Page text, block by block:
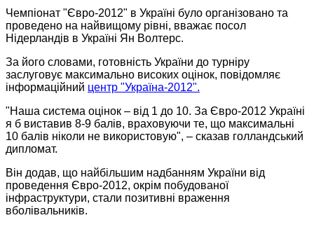
Чемпіонат "Євро-2012" в Україні було організовано та
проведено на найвищому рівні, вважає посол
Нідерландів в Україні Ян Волтерс.
За його словами, готовність України до турніру
заслуговує максимально високих оцінок, повідомляє
інформаційний центр "Україна-2012".
"Наша система оцінок – від 1 до 10. За Євро-2012 Україні
я б виставив 8-9 балів, враховуючи те, що максимальні
10 балів ніколи не використовую", – сказав голландський
дипломат.
Він додав, що найбільшим надбанням України від
проведення Євро-2012, окрім побудованої
інфраструктури, стали позитивні враження
вболівальників.